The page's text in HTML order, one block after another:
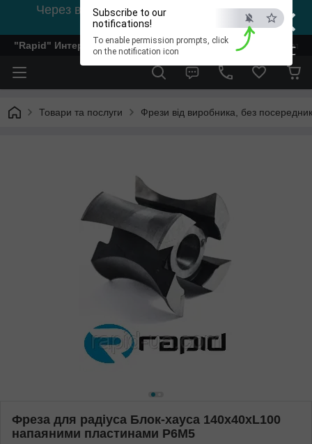
×
ESC
Subscribe to our
notifications!
To enable permission prompts, click
on the notification icon
Через відсутність світла, зв'язок на viber
0978002056
"Rapid" Интернет-магазин деревообрабатывающего
Товари та послуги Фрези від виробника, без
Фреза для радіуса Блок-хауса 140х40хL100
напаяними пластинами Р6М5